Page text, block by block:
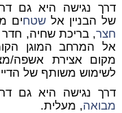
דרך נגישה היא גם
של הבניין אלשטחים
חצר, בריכת שחיה, חדר
אל המרחב המוגן
מקום אצירת אשפה/
לשימוש משותף של
דרך נגישה היא גם
מבואה, מעלית.